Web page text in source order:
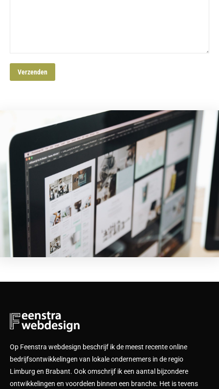
Op Feenstra webdesign beschrijf ik de meest recente online
bedrijfsontwikkelingen van lokale ondernemers in de regio
Limburg en Brabant. Ook omschrijf ik een aantal bijzondere
ontwikkelingen en voordelen binnen een branche. Het is tevens